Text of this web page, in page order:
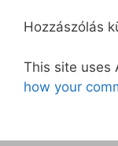
Hozzászólás
This site uses
how your